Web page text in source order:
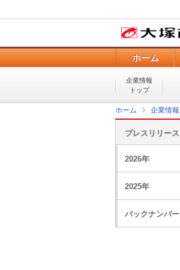
ホーム
企業情報
トップ
ホーム 企業情報
プレスリリース
2026年
2025年
バックナンバー